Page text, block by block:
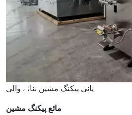
پانی پیکنگ مشین بنانے والی
مائع پیکنگ مشین